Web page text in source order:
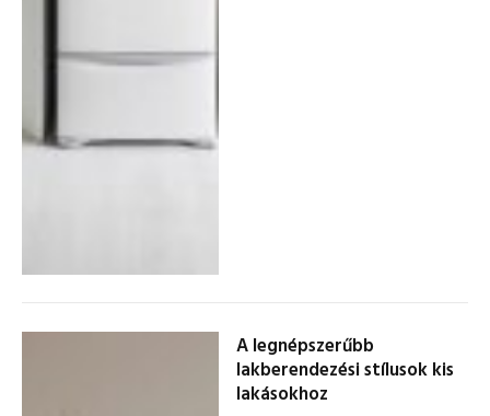
A legnépszerűbb
lakberendezési stílusok kis
lakásokhoz